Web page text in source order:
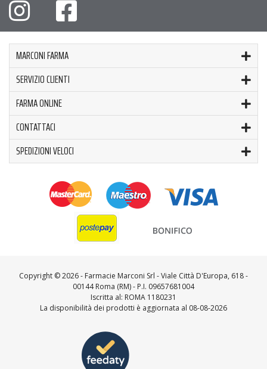
MARCONI FARMA
SERVIZIO CLIENTI
FARMA ONLINE
CONTATTACI
SPEDIZIONI VELOCI
Copyright ©2026 - Farmacie Marconi Srl - Viale Città D'Europa, 618 -
00144 Roma (RM) - P.I. 09657681004
Iscritta al: ROMA 1180231
La disponibilità dei prodotti è aggiornata al 08-08-2026